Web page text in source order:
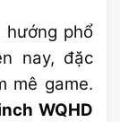
phổ
nay, đặc
mê game.
WQHD